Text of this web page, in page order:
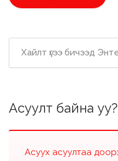
Асуулт байна уу?
Асуух асуултаа